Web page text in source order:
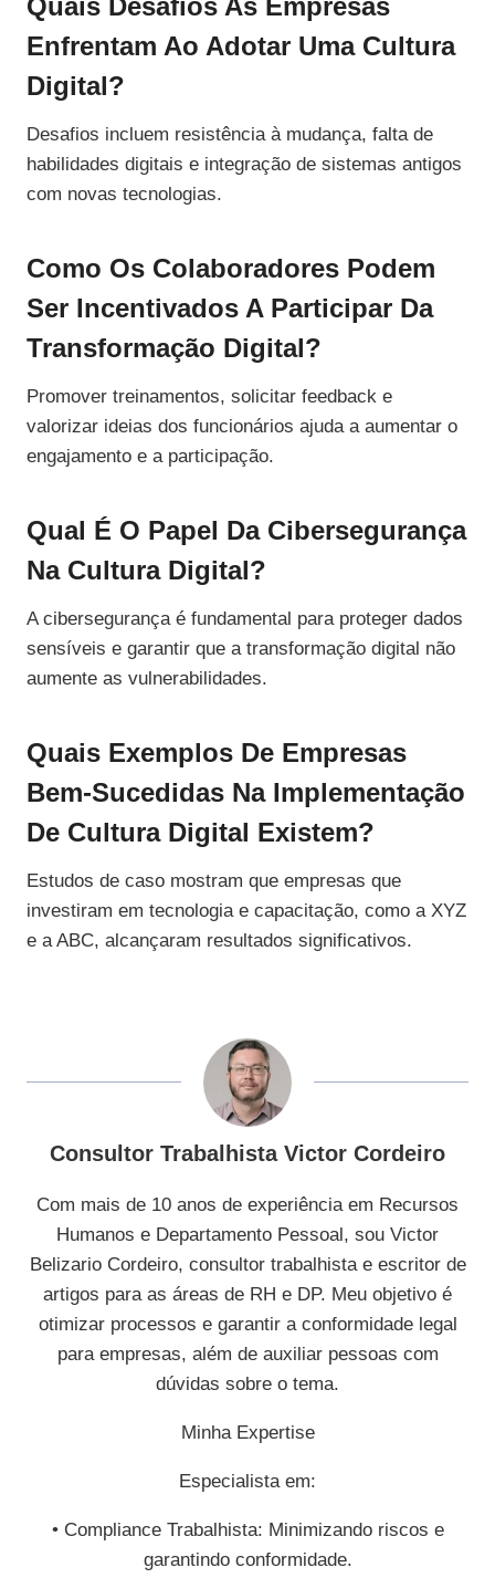
Quais Desafios As Empresas
Enfrentam Ao Adotar Uma Cultura
Digital?
Desafios incluem resistência à mudança, falta de
habilidades digitais e integração de sistemas antigos
com novas tecnologias.
Como Os Colaboradores Podem
Ser Incentivados A Participar Da
Transformação Digital?
Promover treinamentos, solicitar feedback e
valorizar ideias dos funcionários ajuda a aumentar o
engajamento e a participação.
Qual É O Papel Da Cibersegurança
Na Cultura Digital?
A cibersegurança é fundamental para proteger dados
sensíveis e garantir que a transformação digital não
aumente as vulnerabilidades.
Quais Exemplos De Empresas
Bem-Sucedidas Na Implementação
De Cultura Digital Existem?
Estudos de caso mostram que empresas que
investiram em tecnologia e capacitação, como a XYZ
e a ABC, alcançaram resultados significativos.
Consultor Trabalhista Victor Cordeiro
Com mais de 10 anos de experiência em Recursos
Humanos e Departamento Pessoal, sou Victor
Belizario Cordeiro, consultor trabalhista e escritor de
artigos para as áreas de RH e DP. Meu objetivo é
otimizar processos e garantir a conformidade legal
para empresas, além de auxiliar pessoas com
dúvidas sobre o tema.
Minha Expertise
Especialista em:
• Compliance Trabalhista: Minimizando riscos e
garantindo conformidade.